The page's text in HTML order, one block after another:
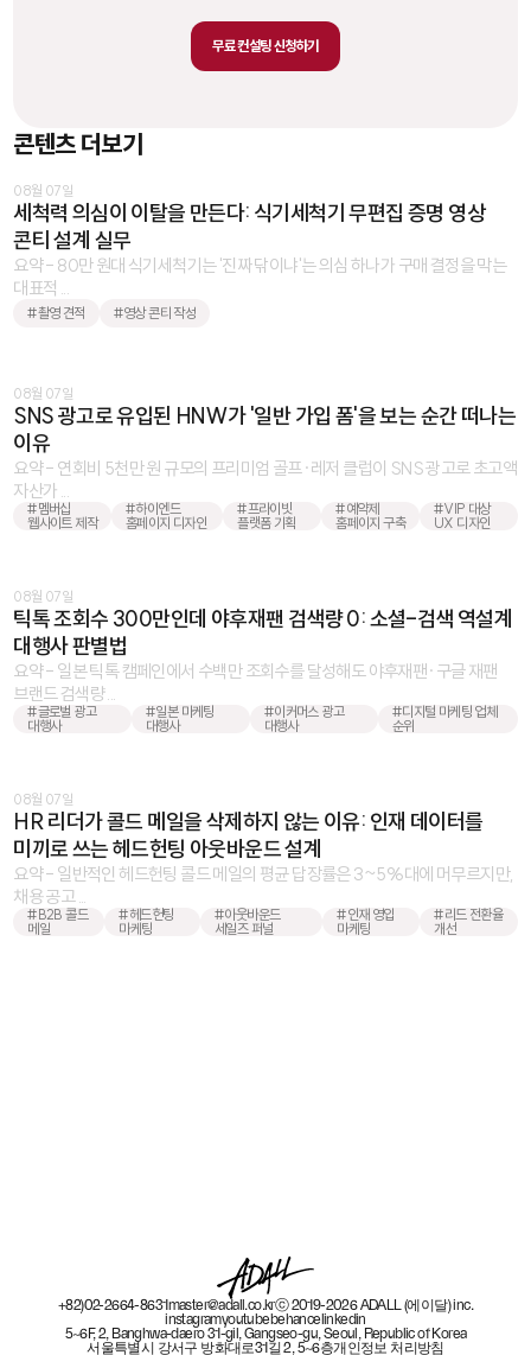
무료 컨설팅 신청하기
콘텐츠 더보기
08월 07일
세척력 의심이 이탈을 만든다: 식기세척기 무편집 증명 영상
콘티 설계 실무
요약 - 80만 원대 식기세척기는 '진짜 닦이냐'는 의심 하나가 구매 결정을 막는
대표적 ...
#촬영 견적 #영상 콘티 작성
08월 07일
SNS 광고로 유입된 HNW가 '일반 가입 폼'을 보는 순간 떠나는
이유
요약 - 연회비 5천만 원 규모의 프리미엄 골프·레저 클럽이 SNS 광고로 초고액
자산가 ...
#멤버십
웹사이트 제작
#하이엔드
홈페이지 디자인
#프라이빗
플랫폼 기획
#예약제
홈페이지 구축
#VIP 대상
UX 디자인
08월 07일
틱톡 조회수 300만인데 야후재팬 검색량 0: 소셜-검색 역설계
대행사 판별법
요약 - 일본 틱톡 캠페인에서 수백만 조회수를 달성해도 야후재팬·구글 재팬
브랜드 검색량 ...
#글로벌 광고
대행사
#일본 마케팅
대행사
#이커머스 광고
대행사
#디지털 마케팅 업체
순위
08월 07일
HR 리더가 콜드 메일을 삭제하지 않는 이유: 인재 데이터를
미끼로 쓰는 헤드헌팅 아웃바운드 설계
요약 - 일반적인 헤드헌팅 콜드 메일의 평균 답장률은 3~5%대에 머무르지만,
채용 공고 ...
#B2B 콜드
메일
#헤드헌팅
마케팅
#아웃바운드
세일즈 퍼널
#인재 영입
마케팅
#리드 전환율
개선
+82)02-2664-8631master@adall.co.krⓒ 2019-2026 ADALL (에이달) inc.
instagramyoutubebehancelinkedin
5~6F, 2, Banghwa-daero 31-gil, Gangseo-gu, Seoul, Republic of Korea
서울특별시 강서구 방화대로31길 2, 5~6층개인정보 처리방침